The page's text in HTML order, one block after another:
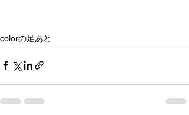
colorの足あと